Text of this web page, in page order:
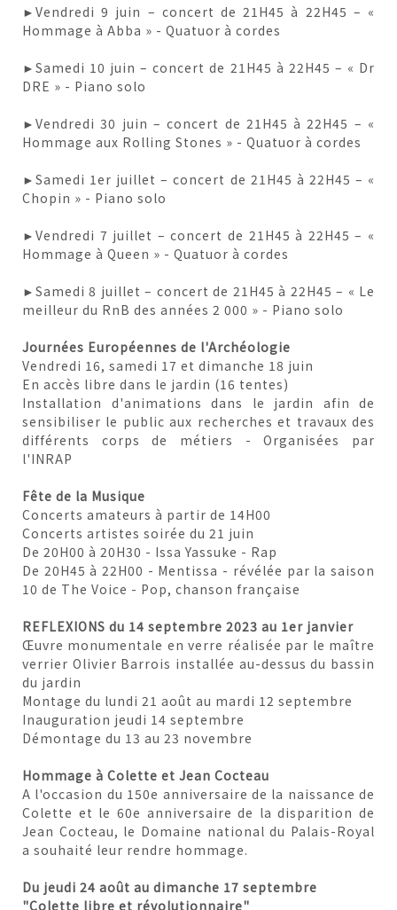
►Vendredi 9 juin – concert de 21H45 à 22H45 – «
Hommage à Abba » - Quatuor à cordes
►Samedi 10 juin – concert de 21H45 à 22H45 – « Dr
DRE » - Piano solo
►Vendredi 30 juin – concert de 21H45 à 22H45 – «
Hommage aux Rolling Stones » - Quatuor à cordes
►Samedi 1er juillet – concert de 21H45 à 22H45 – «
Chopin » - Piano solo
►Vendredi 7 juillet – concert de 21H45 à 22H45 – «
Hommage à Queen » - Quatuor à cordes
►Samedi 8 juillet – concert de 21H45 à 22H45 – « Le
meilleur du RnB des années 2 000 » - Piano solo
Journées Européennes de l'Archéologie
Vendredi 16, samedi 17 et dimanche 18 juin
En accès libre dans le jardin (16 tentes)
Installation d'animations dans le jardin afin de
sensibiliser le public aux recherches et travaux des
différents corps de métiers - Organisées par
l'INRAP
Fête de la Musique
Concerts amateurs à partir de 14H00
Concerts artistes soirée du 21 juin
De 20H00 à 20H30 - Issa Yassuke - Rap
De 20H45 à 22H00 - Mentissa - révélée par la saison
10 de The Voice - Pop, chanson française
REFLEXIONS du 14 septembre 2023 au 1er janvier
Œuvre monumentale en verre réalisée par le maître
verrier Olivier Barrois installée au-dessus du bassin
du jardin
Montage du lundi 21 août au mardi 12 septembre
Inauguration jeudi 14 septembre
Démontage du 13 au 23 novembre
Hommage à Colette et Jean Cocteau
A l'occasion du 150e anniversaire de la naissance de
Colette et le 60e anniversaire de la disparition de
Jean Cocteau, le Domaine national du Palais-Royal
a souhaité leur rendre hommage.
Du jeudi 24 août au dimanche 17 septembre
"Colette libre et révolutionnaire"